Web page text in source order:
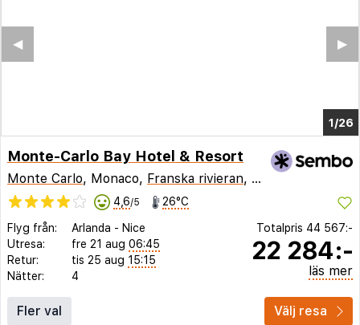
1/20
▶︎
◀︎
Monte-Carlo Bay Hotel & Resort
Monte Carlo, Monaco, Franska rivieran, Frankrike
4,6/5 26°C
Flyg från: Arlanda - Nice
Utresa:
fre 21 aug 06:45
Retur:
tis 25 aug 15:15
Nätter:
4
Totalpris 44 567:-
22 284:-
läs mer
Fler val Välj resa